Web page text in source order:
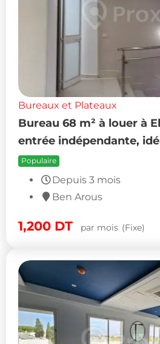
Bureaux et Plateaux
Bureau 68 m² à louer à
entrée indépendante,
Populaire
Depuis 3 mois
Ben Arous
1,200 DT par mois (Fixe)